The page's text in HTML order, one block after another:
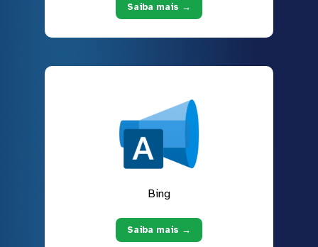
Saiba mais →
Bing
Saiba mais →